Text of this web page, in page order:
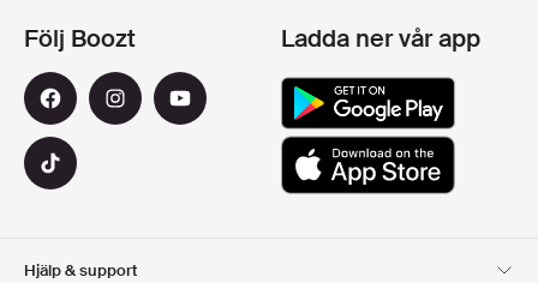
Hjälp & support
Följ Boozt Ladda ner vår app